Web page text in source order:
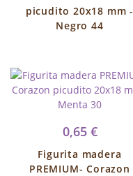
picudito 20x18 mm -
Negro 44
0,65 €
Figurita madera
PREMIUM- Corazon